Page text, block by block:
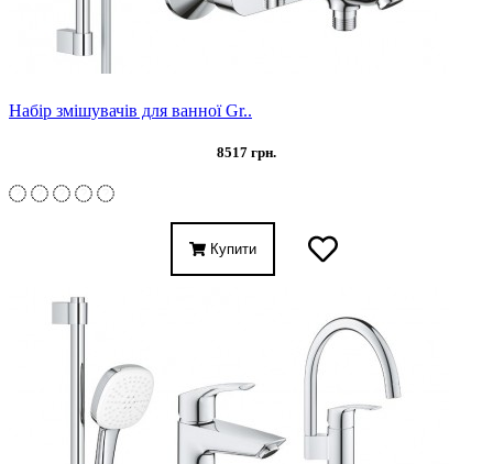
Набір змішувачів для ванної Gr..
8517 грн.
Купити